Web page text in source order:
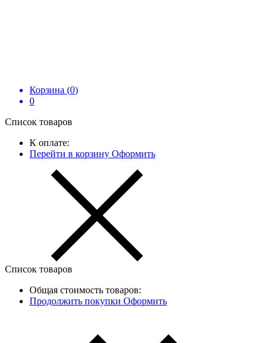
Корзина (0)
0
Список товаров
К оплате:
Перейти в корзину Оформить
Список товаров
Общая стоимость товаров:
Продолжить покупки Оформить